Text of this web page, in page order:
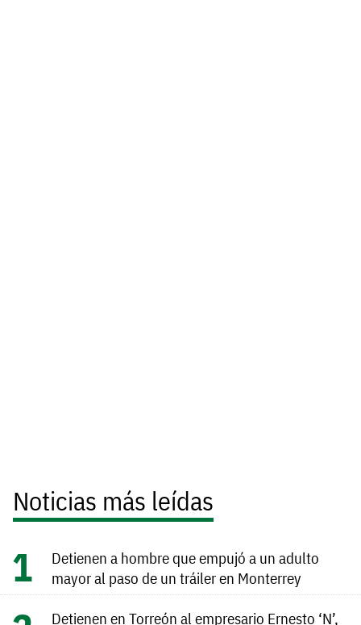
Noticias más leídas
Detienen a hombre que empujó a un adulto
mayor al paso de un tráiler en Monterrey
Detienen en Torreón al empresario Ernesto ‘N’,